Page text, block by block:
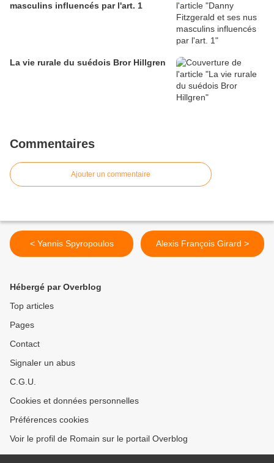
masculins influencés par l'art. 1
La vie rurale du suédois Bror Hillgren
Commentaires
Ajouter un commentaire
< Yannis Spyropoulos Alexis François Girard >
Hébergé par Overblog
Top articles
Pages
Contact
Signaler un abus
C.G.U.
Cookies et données personnelles
Préférences cookies
Voir le profil de Romain sur le portail Overblog